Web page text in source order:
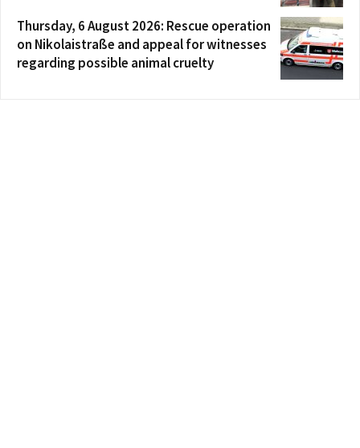
Thursday, 6 August 2026: Rescue operation
on Nikolaistraße and appeal for witnesses
regarding possible animal cruelty